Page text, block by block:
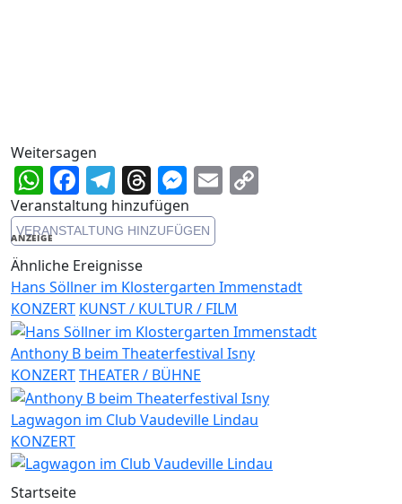
Weitersagen
WhatsApp
Facebook
Telegram
Threads
Messenger
Email
Veranstaltung hinzufügen
VERANSTALTUNG HINZUFÜGEN
ANZEIGE
Ähnliche Ereignisse
Hans Söllner im Klostergarten Immenstadt
KONZERT KUNST / KULTUR / FILM
Anthony B beim Theaterfestival Isny
KONZERTTHEATER / BÜHNE
Lagwagon im Club Vaudeville Lindau
KONZERT
Startseite